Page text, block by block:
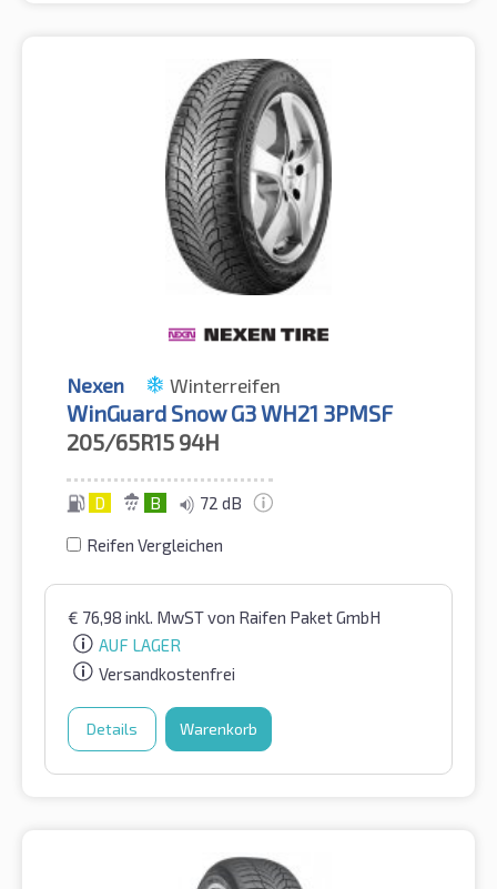
Nexen Winterreifen
WinGuard Snow G3 WH21 3PMSF
205/65R15 94H
D B 72 dB
Reifen Vergleichen
€ 76,98 inkl. MwSTvon Raifen Paket GmbH
AUF LAGER
Versandkostenfrei
Details Warenkorb